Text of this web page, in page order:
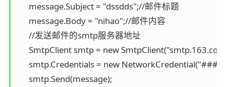
      message.Subject = "dssdds";//邮件标题
      message.Body = "nihao";//邮件内容
      //发送邮件的smtp服务器地址
SmtpClient smtp = new
smtp.Credentials = new
      smtp.Send(message);